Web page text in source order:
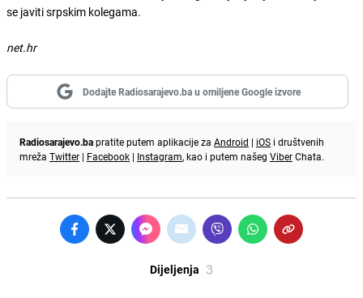
se javiti srpskim kolegama.
net.hr
Dodajte Radiosarajevo.ba u omiljene Google izvore
Radiosarajevo.bapratite putem aplikacije za Android | iOS i društvenih
mreža Twitter | Facebook | Instagram, kao i putem našeg ViberChata.
Dijeljenja 3